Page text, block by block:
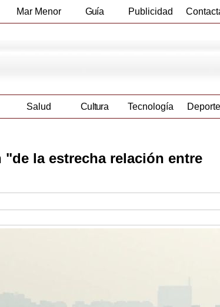
Mar Menor Guía Publicidad
Salud Cultura Tecnología
la estrecha relación entre